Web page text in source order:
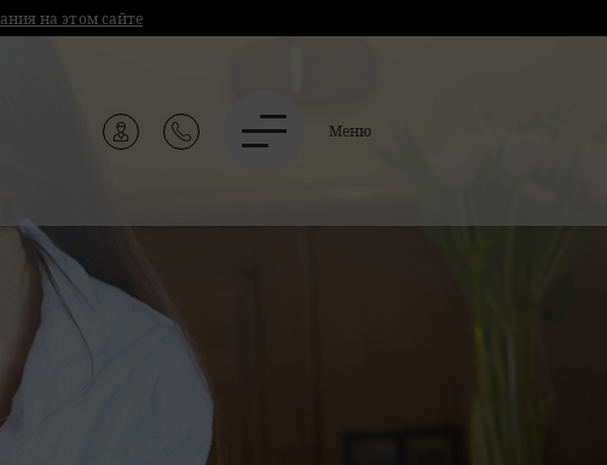
на этом сайте
Меню